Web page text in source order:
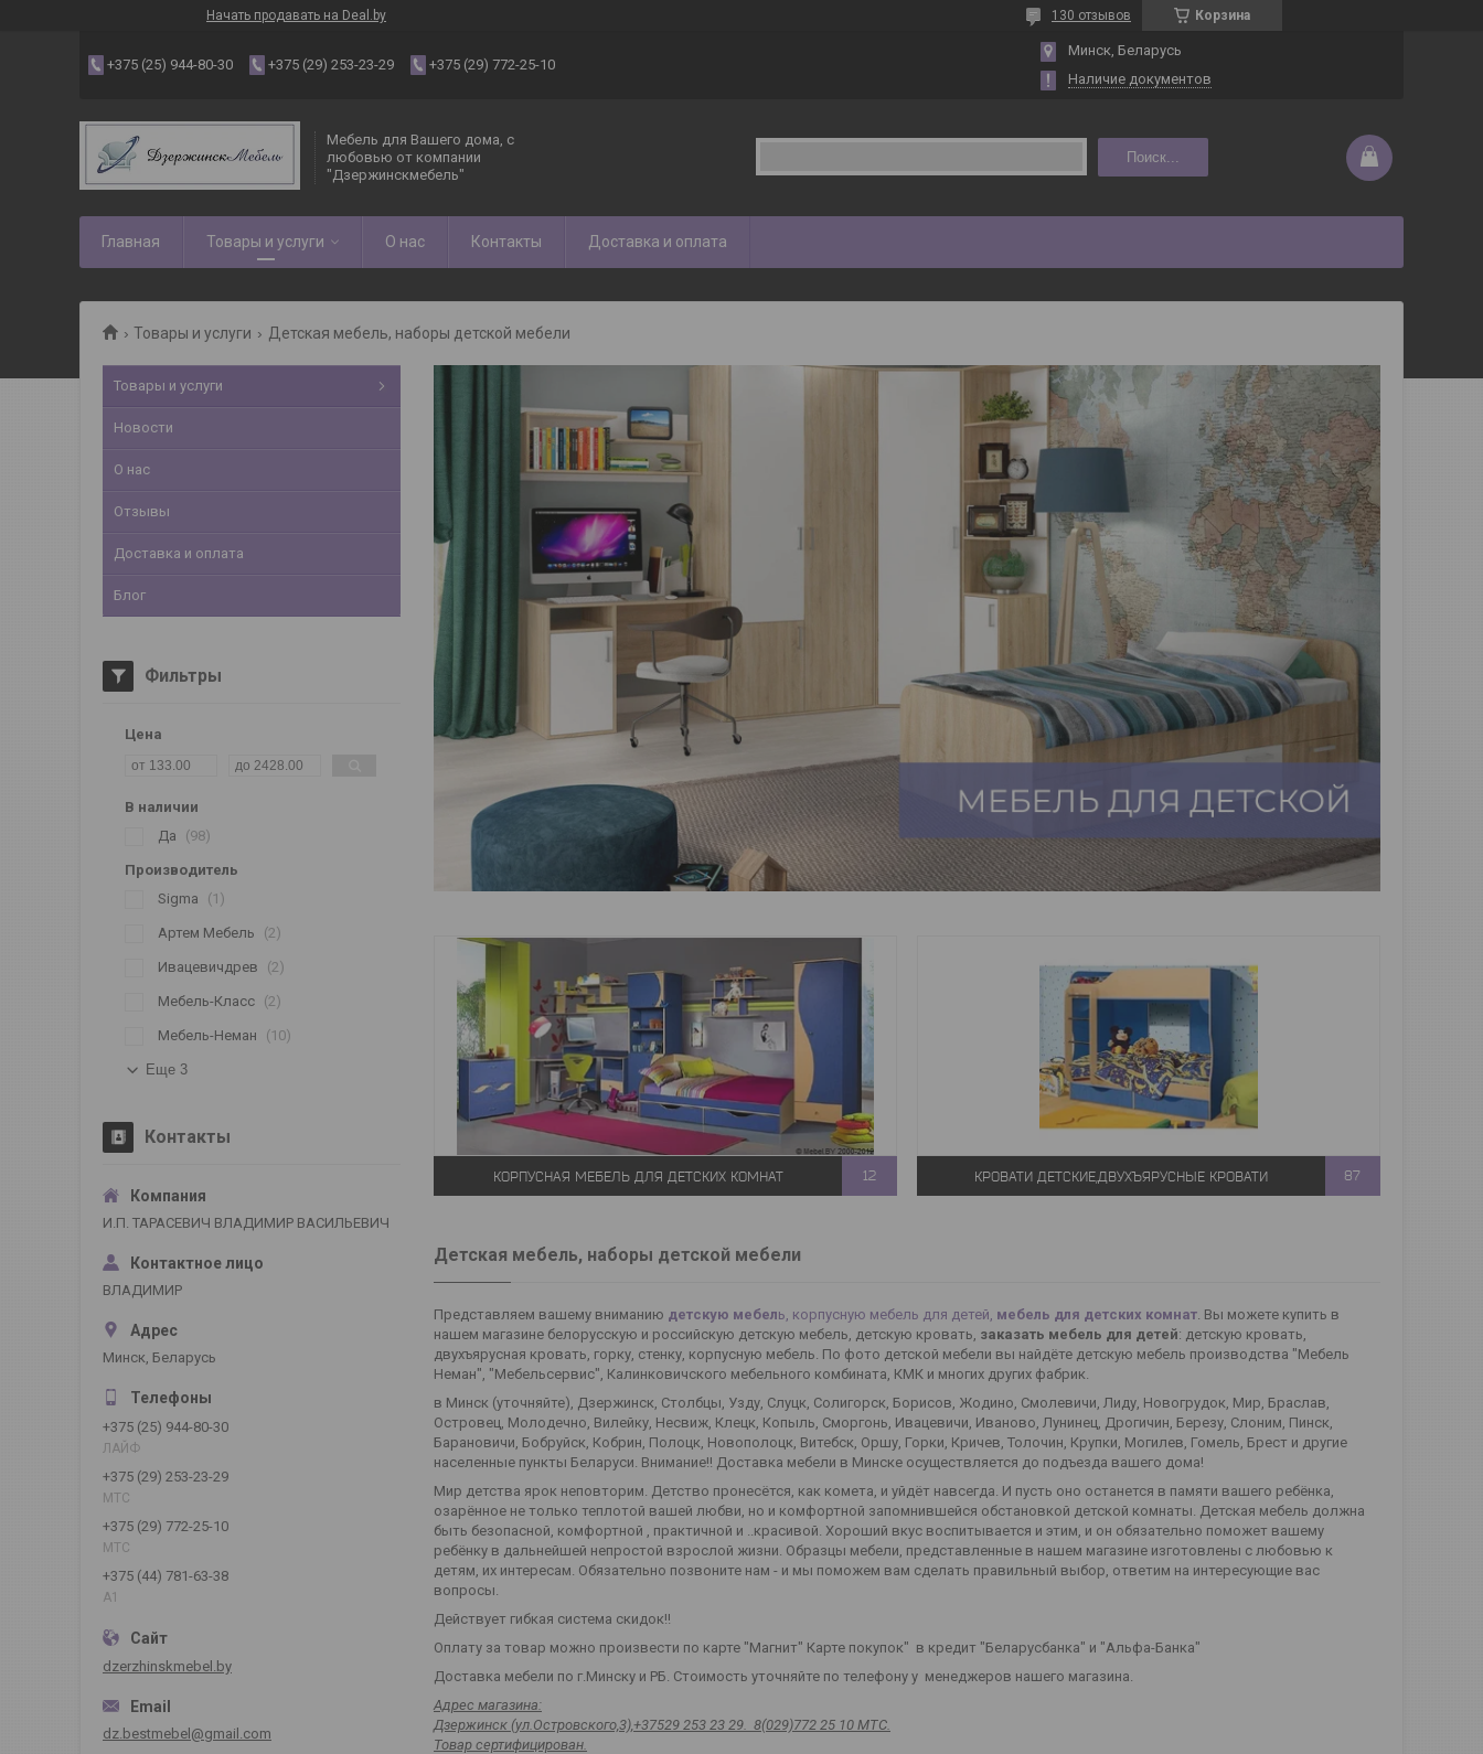
Начать продавать на Deal.by Корзина
130 отзывов
+375 (25) 944-80-30 +375 (29) 253-23-29 +375 (29) 772-25-10
Минск, Беларусь
Наличие документов
Мебель для Вашего дома, с
любовью от компании
"Дзержинскмебель"
Поиск...
Главная Товары и услуги О нас Контакты Доставка и оплата
Товары и услуги Детская мебель, наборы детской мебели
КОРПУСНАЯ МЕБЕЛЬ ДЛЯ ДЕТСКИХ КОМНАТ 12 КРОВАТИ ДЕТСКИЕ,ДВУХЪЯРУСНЫЕ КРОВАТИ 87
Детская мебель, наборы детской мебели
Представляем вашему вниманию детскую мебель, корпусную мебель для детей, мебель для детских комнат . Вы можете купить в
нашем магазине белорусскую и российскую детскую мебель, детскую кровать, заказать мебель для детей: детскую кровать,
двухъярусная кровать, горку, стенку, корпусную мебель. По фото детской мебели вы найдёте детскую мебель производства "Мебель
Неман", "Мебельсервис", Калинковичского мебельного комбината, КМК и многих других фабрик.
в Минск (уточняйте), Дзержинск, Столбцы, Узду, Слуцк, Солигорск, Борисов, Жодино, Смолевичи, Лиду, Новогрудок, Мир, Браслав,
Островец, Молодечно, Вилейку, Несвиж, Клецк, Копыль, Сморгонь, Ивацевичи, Иваново, Лунинец, Дрогичин, Березу, Слоним, Пинск,
Барановичи, Бобруйск, Кобрин, Полоцк, Новополоцк, Витебск, Оршу, Горки, Кричев, Толочин, Крупки, Могилев, Гомель, Брест и другие
населенные пункты Беларуси. Внимание!! Доставка мебели в Минске осуществляется до подъезда вашего дома!
Мир детства ярок неповторим. Детство пронесётся, как комета, и уйдёт навсегда. И пусть оно останется в памяти вашего ребёнка,
озарённое не только теплотой вашей любви, но и комфортной запомнившейся обстановкой детской комнаты. Детская мебель должна
быть безопасной, комфортной , практичной и ..красивой. Хороший вкус воспитывается и этим, и он обязательно поможет вашему
ребёнку в дальнейшей непростой взрослой жизни. Образцы мебели, представленные в нашем магазине изготовлены с любовью к
детям, их интересам. Обязательно позвоните нам - и мы поможем вам сделать правильный выбор, ответим на интересующие вас
вопросы.
Действует гибкая система скидок!!
Оплату за товар можно произвести по карте "Магнит" Карте покупок" в кредит "Беларусбанка" и "Альфа-Банка"
Доставка мебели по г.Минску и РБ. Стоимость уточняйте по телефону у менеджеров нашего магазина.
Адрес магазина:
Дзержинск (ул.Островского,3),+37529 253 23 29. 8(029)772 25 10 МТС.
Товар сертифицирован.
Товары и услуги
Новости
О нас
Отзывы
Доставка и оплата
Блог
Фильтры
Цена
В наличии
Да
98
Производитель
Sigma
1
Артем Мебель 2
Ивацевичдрев 2
Мебель-Класс 2
Мебель-Неман 10
Еще 3
Контакты
И.П. ТАРАСЕВИЧ ВЛАДИМИР ВАСИЛЬЕВИЧ
ВЛАДИМИР
Минск, Беларусь
+375 (25) 944-80-30
ЛАЙФ
+375 (29) 253-23-29
МТС
+375 (29) 772-25-10
МТС
+375 (44) 781-63-38
А1
dzerzhinskmebel.by
dz.bestmebel@gmail.com